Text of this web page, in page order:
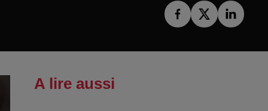
A lire aussi